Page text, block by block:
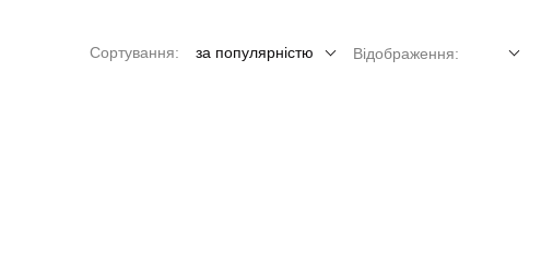
Сортування: за популярністю Відображення: